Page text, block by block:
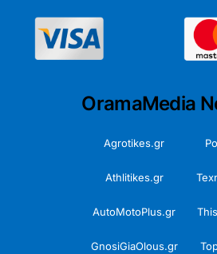
OramaMedia
Agrotikes.gr
Athlitikes.gr
AutoMotoPlus.gr
GnosiGiaOlous.gr